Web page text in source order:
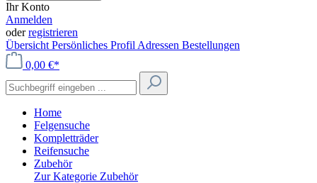
Ihr Konto
Anmelden
oderregistrieren
Übersicht Persönliches Profil Adressen Bestellungen
0,00 €*
Home
Felgensuche
Kompletträder
Reifensuche
Zubehör
Zur Kategorie Zubehör